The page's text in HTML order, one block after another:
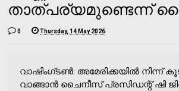
താത്പര്യമുണ്ടെന്ന്
0 Thursday, 14 May 2026
വാഷിംഗ്ടൺ: അമേരിക്കയിൽ
വാങ്ങാൻ ചൈനീസ് പ്രസിഡന്റ് ഷി